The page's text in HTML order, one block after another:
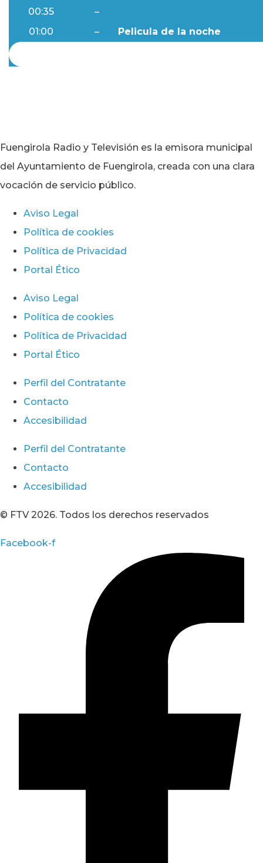
00:35 –
01:00
– Pelicula de la noche
Fuengirola Radio y Televisión es la emisora municipal
del Ayuntamiento de Fuengirola, creada con una clara
vocación de servicio público.
Aviso Legal
Política de cookies
Política de Privacidad
Portal Ético
Aviso Legal
Política de cookies
Política de Privacidad
Portal Ético
Perfil del Contratante
Contacto
Accesibilidad
Perfil del Contratante
Contacto
Accesibilidad
© FTV 2026. Todos los derechos reservados
Facebook-f